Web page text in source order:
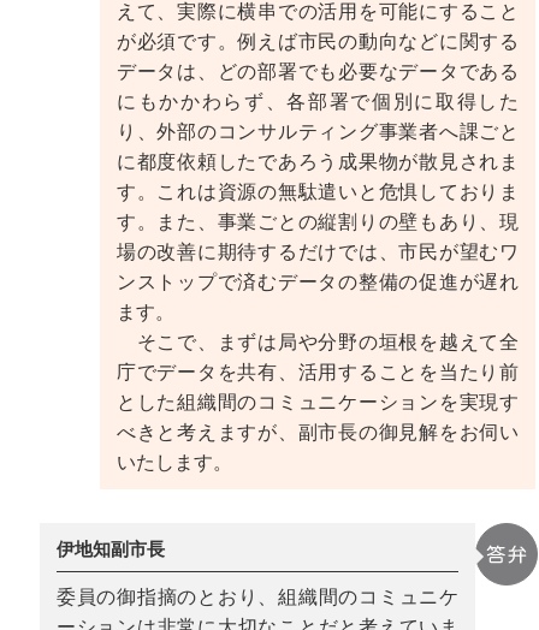
えて、実際に横串での活用を可能にすること
が必須です。例えば市民の動向などに関する
データは、どの部署でも必要なデータである
にもかかわらず、各部署で個別に取得した
り、外部のコンサルティング事業者へ課ごと
に都度依頼したであろう成果物が散見されま
す。これは資源の無駄遣いと危惧しておりま
す。また、事業ごとの縦割りの壁もあり、現
場の改善に期待するだけでは、市民が望むワ
ンストップで済むデータの整備の促進が遅れ
ます。
そこで、まずは局や分野の垣根を越えて全
庁でデータを共有、活用することを当たり前
とした組織間のコミュニケーションを実現す
べきと考えますが、副市長の御見解をお伺い
いたします。
伊地知副市長
委員の御指摘のとおり、組織間のコミュニケ